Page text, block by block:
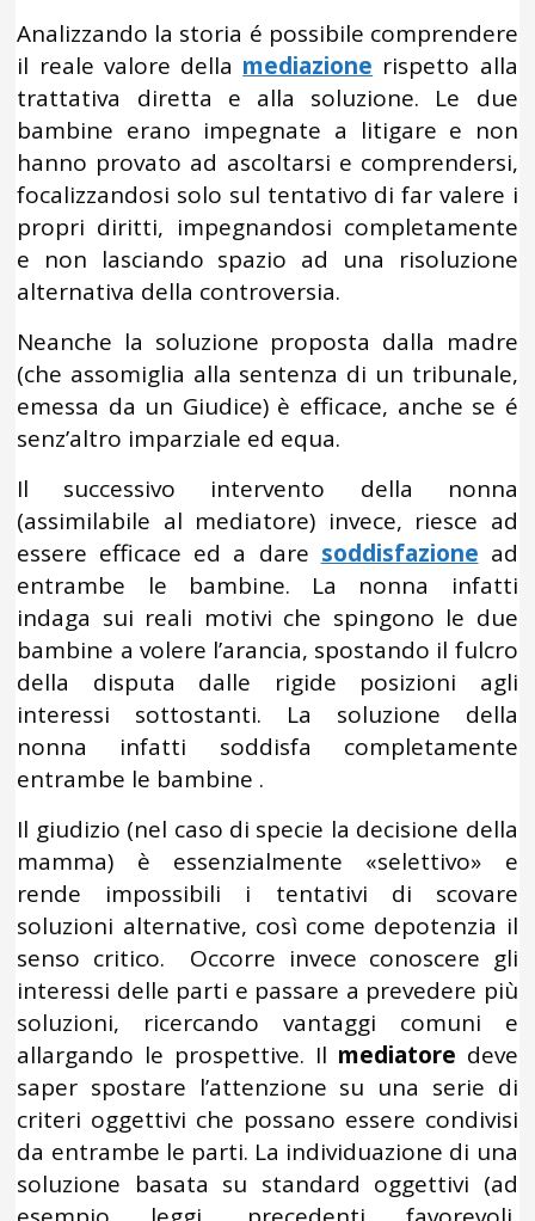
Analizzando la storia é possibile comprendere
il reale valore della mediazione rispetto alla
trattativa diretta e alla soluzione. Le due
bambine erano impegnate a litigare e non
hanno provato ad ascoltarsi e comprendersi,
focalizzandosi solo sul tentativo di far valere i
propri diritti, impegnandosi completamente
e non lasciando spazio ad una risoluzione
alternativa della controversia.
Neanche la soluzione proposta dalla madre
(che assomiglia alla sentenza di un tribunale,
emessa da un Giudice) è efficace, anche se é
senz’altro imparziale ed equa.
Il successivo intervento della nonna
(assimilabile al mediatore) invece, riesce ad
essere efficace ed a dare soddisfazione ad
entrambe le bambine. La nonna infatti
indaga sui reali motivi che spingono le due
bambine a volere l’arancia, spostando il fulcro
della disputa dalle rigide posizioni agli
interessi sottostanti. La soluzione della
nonna infatti soddisfa completamente
entrambe le bambine .
Il giudizio (nel caso di specie la decisione della
mamma) è essenzialmente «selettivo» e
rende impossibili i tentativi di scovare
soluzioni alternative, così come depotenzia il
senso critico. Occorre invece conoscere gli
interessi delle parti e passare a prevedere più
soluzioni, ricercando vantaggi comuni e
allargando le prospettive. Il mediatore deve
saper spostare l’attenzione su una serie di
criteri oggettivi che possano essere condivisi
da entrambe le parti. La individuazione di una
soluzione basata su standard oggettivi (ad